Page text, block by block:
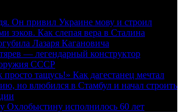
Он привил Украине мову и строил
зэков. Как слепая вера в Сталина
Лазаря Кагановича
— легендарный конструктор
оружия СССР
просто тащусь!» Как дагестанец мечтал
но влюбился в Стамбул и начал строить
Охлобыстину исполнилось 60 лет